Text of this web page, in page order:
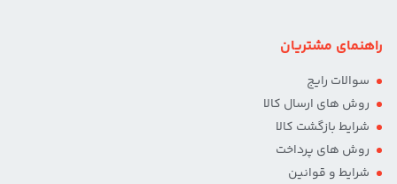
راهنمای مشتریان
سوالات رایج
روش های ارسال کالا
شرایط بازگشت کالا
روش های پرداخت
شرایط و قوانین